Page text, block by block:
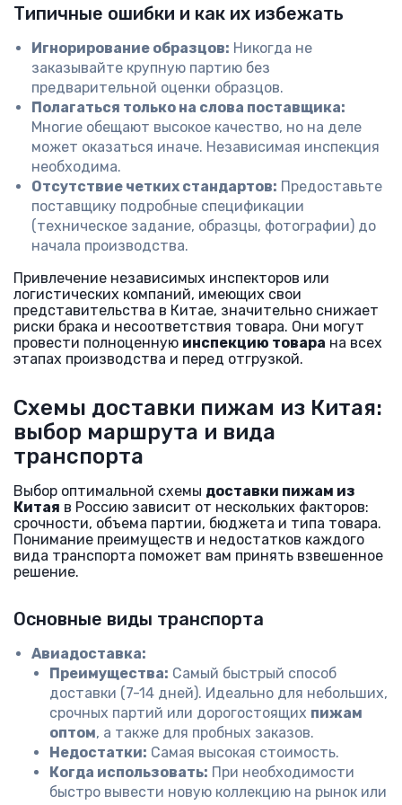
Типичные ошибки и как их избежать
Игнорирование образцов: Никогда не
заказывайте крупную партию без
предварительной оценки образцов.
Полагаться только на слова поставщика:
Многие обещают высокое качество, но на деле
может оказаться иначе. Независимая инспекция
необходима.
Отсутствие четких стандартов: Предоставьте
поставщику подробные спецификации
(техническое задание, образцы, фотографии) до
начала производства.
Привлечение независимых инспекторов или
логистических компаний, имеющих свои
представительства в Китае, значительно снижает
риски брака и несоответствия товара. Они могут
провести полноценную инспекцию товара на всех
этапах производства и перед отгрузкой.
Схемы доставки пижам из Китая:
выбор маршрута и вида
транспорта
Выбор оптимальной схемы доставки пижам из
Китая в Россию зависит от нескольких факторов:
срочности, объема партии, бюджета и типа товара.
Понимание преимуществ и недостатков каждого
вида транспорта поможет вам принять взвешенное
решение.
Основные виды транспорта
Авиадоставка:
Преимущества: Самый быстрый способ
доставки (7-14 дней). Идеально для небольших,
срочных партий или дорогостоящих пижам
оптом, а также для пробных заказов.
Недостатки: Самая высокая стоимость.
Когда использовать: При необходимости
быстро вывести новую коллекцию на рынок или